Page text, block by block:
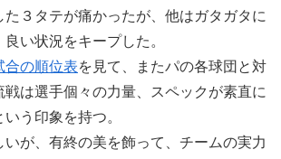
た３タテが痛かったが、他はガタガタに
い状況をキープした。
合の順位表を見て、またパの各球団と対
は選手個々の力量、スペックが素直に
う印象を持つ。
が、有終の美を飾って、チームの実力